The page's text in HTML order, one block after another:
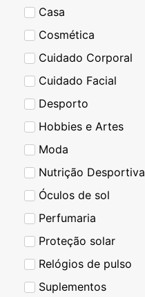
Casa
Cosmética
Cuidado Corporal
Cuidado Facial
Desporto
Hobbies e Artes
Moda
Nutrição Desportiva
Óculos de sol
Perfumaria
Proteção solar
Relógios de pulso
Suplementos